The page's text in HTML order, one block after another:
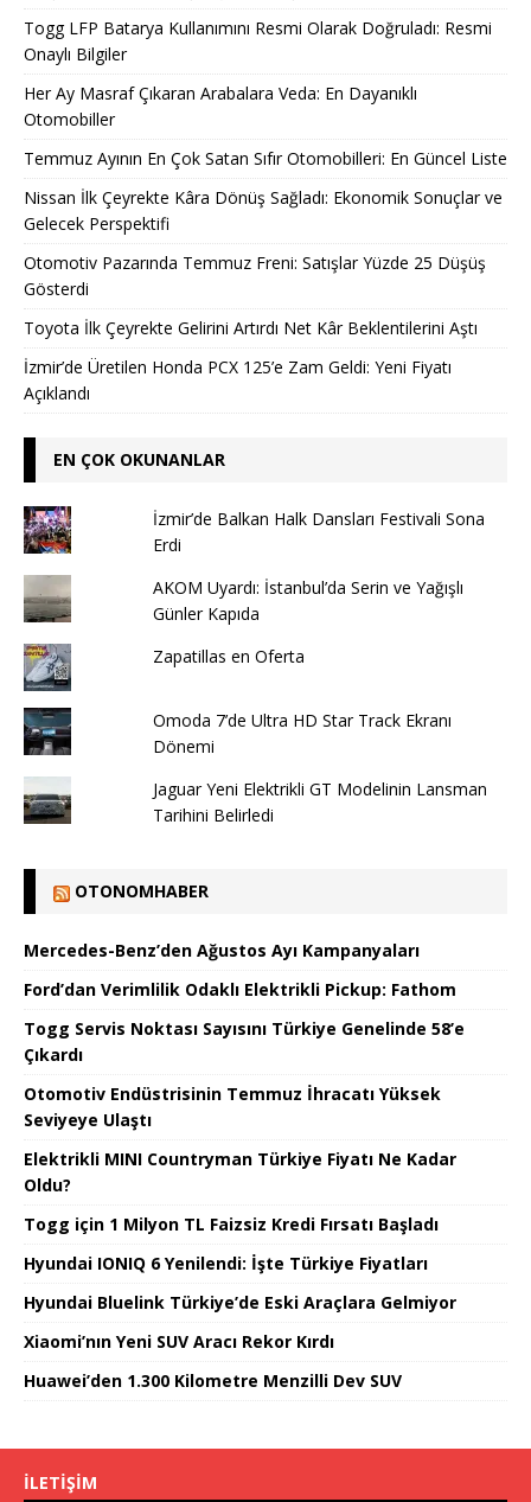
Togg LFP Batarya Kullanımını Resmi Olarak Doğruladı: Resmi
Onaylı Bilgiler
Her Ay Masraf Çıkaran Arabalara Veda: En Dayanıklı
Otomobiller
Temmuz Ayının En Çok Satan Sıfır Otomobilleri: En Güncel Liste
Nissan İlk Çeyrekte Kâra Dönüş Sağladı: Ekonomik Sonuçlar ve
Gelecek Perspektifi
Otomotiv Pazarında Temmuz Freni: Satışlar Yüzde 25 Düşüş
Gösterdi
Toyota İlk Çeyrekte Gelirini Artırdı Net Kâr Beklentilerini Aştı
İzmir’de Üretilen Honda PCX 125’e Zam Geldi: Yeni Fiyatı
Açıklandı
EN ÇOK OKUNANLAR
İzmir’de Balkan Halk Dansları Festivali Sona
Erdi
AKOM Uyardı: İstanbul’da Serin ve Yağışlı
Günler Kapıda
Zapatillas en Oferta
Omoda 7’de Ultra HD Star Track Ekranı
Dönemi
Jaguar Yeni Elektrikli GT Modelinin Lansman
Tarihini Belirledi
OTONOMHABER
Mercedes-Benz’den Ağustos Ayı Kampanyaları
Ford’dan Verimlilik Odaklı Elektrikli Pickup: Fathom
Togg Servis Noktası Sayısını Türkiye Genelinde 58’e
Çıkardı
Otomotiv Endüstrisinin Temmuz İhracatı Yüksek
Seviyeye Ulaştı
Elektrikli MINI Countryman Türkiye Fiyatı Ne Kadar
Oldu?
Togg için 1 Milyon TL Faizsiz Kredi Fırsatı Başladı
Hyundai IONIQ 6 Yenilendi: İşte Türkiye Fiyatları
Hyundai Bluelink Türkiye’de Eski Araçlara Gelmiyor
Xiaomi’nın Yeni SUV Aracı Rekor Kırdı
Huawei’den 1.300 Kilometre Menzilli Dev SUV
İLETIŞIM